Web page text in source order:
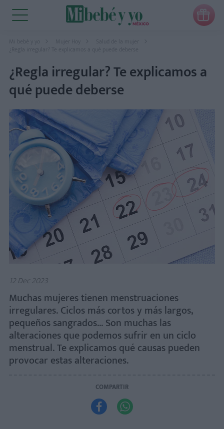

Mi bebé y yo Mujer Hoy
¿Regla irregular? Te explicamos a
qué puede deberse
12 Dec 2023
Muchas mujeres tienen menstruaciones
irregulares. Ciclos más cortos y más largos,
pequeños sangrados... Son muchas las
alteraciones que podemos sufrir en un ciclo
menstrual. Te explicamos qué causas pueden
provocar estas alteraciones.
COMPARTIR
 